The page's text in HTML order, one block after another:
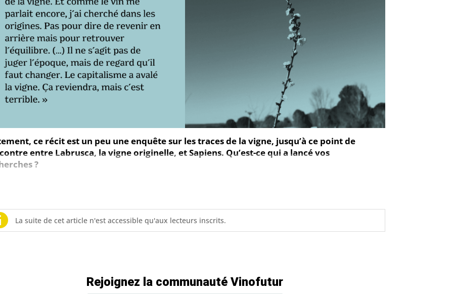
ce récit est un peu une enquête sur les traces de la vigne, jusqu’à ce point de
entre Labrusca, la vigne originelle, et Sapiens. Qu’est-ce qui a lancé vos
?
La suite de cet article n'est accessible qu'aux lecteurs inscrits.
Rejoignez la communauté Vinofutur